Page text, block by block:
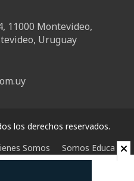
11000 Montevideo,
Uruguay
los derechos reservados.
Somos Somos Educa